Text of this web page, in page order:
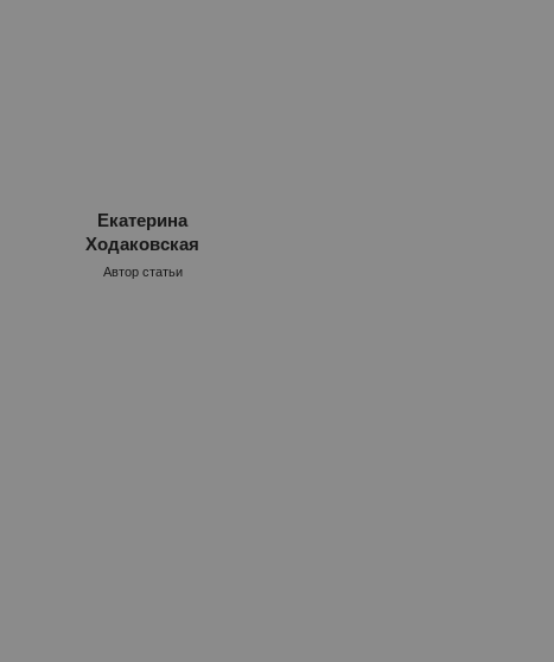
Екатерина
Ходаковская
Автор статьи